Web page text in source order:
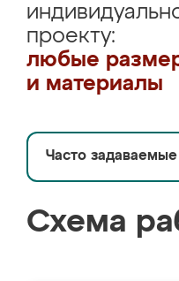
проекту:
любые
и материалы
Часто
Схема